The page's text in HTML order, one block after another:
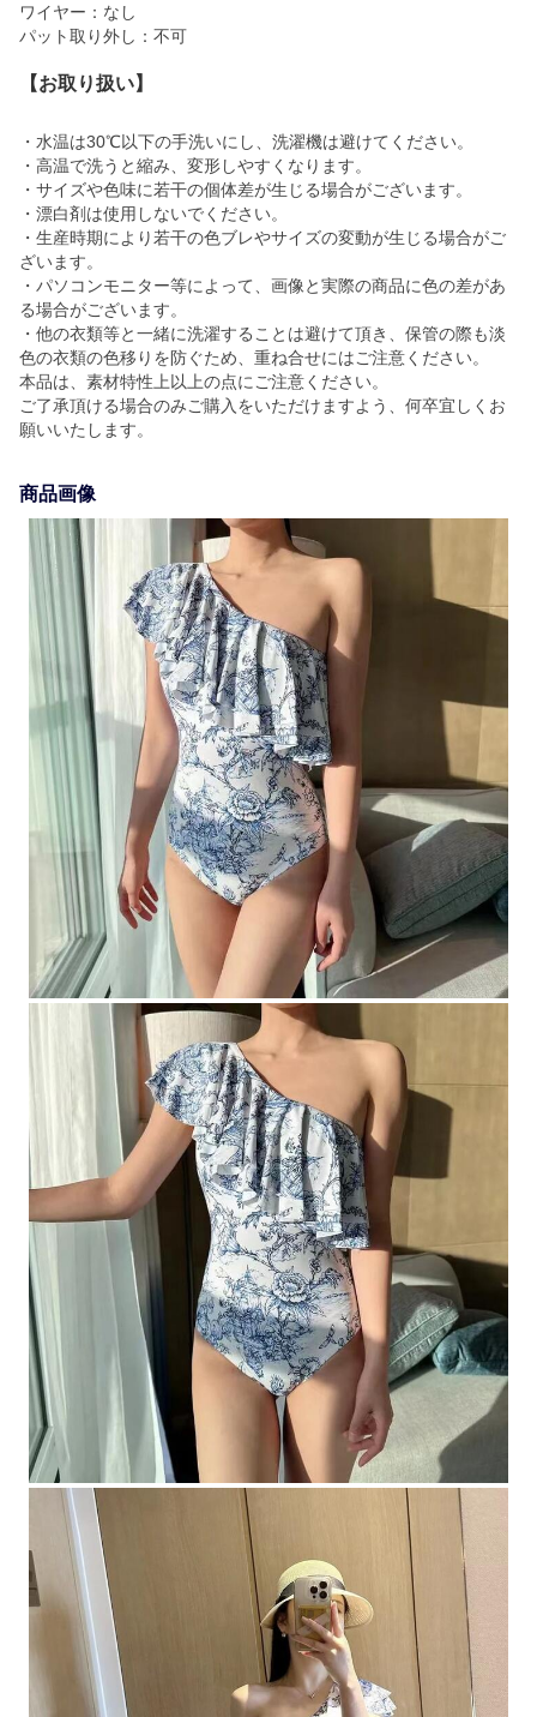
ワイヤー：なし
パット取り外し：不可
【お取り扱い】
・水温は30℃以下の手洗いにし、洗濯機は避けてください。
・高温で洗うと縮み、変形しやすくなります。
・サイズや色味に若干の個体差が生じる場合がございます。
・漂白剤は使用しないでください。
・生産時期により若干の色ブレやサイズの変動が生じる場合がご
ざいます。
・パソコンモニター等によって、画像と実際の商品に色の差があ
る場合がございます。
・他の衣類等と一緒に洗濯することは避けて頂き、保管の際も淡
色の衣類の色移りを防ぐため、重ね合せにはご注意ください。
本品は、素材特性上以上の点にご注意ください。
ご了承頂ける場合のみご購入をいただけますよう、何卒宜しくお
願いいたします。
商品画像